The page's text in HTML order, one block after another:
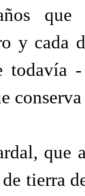
que
y cada
todavía
que
tierra